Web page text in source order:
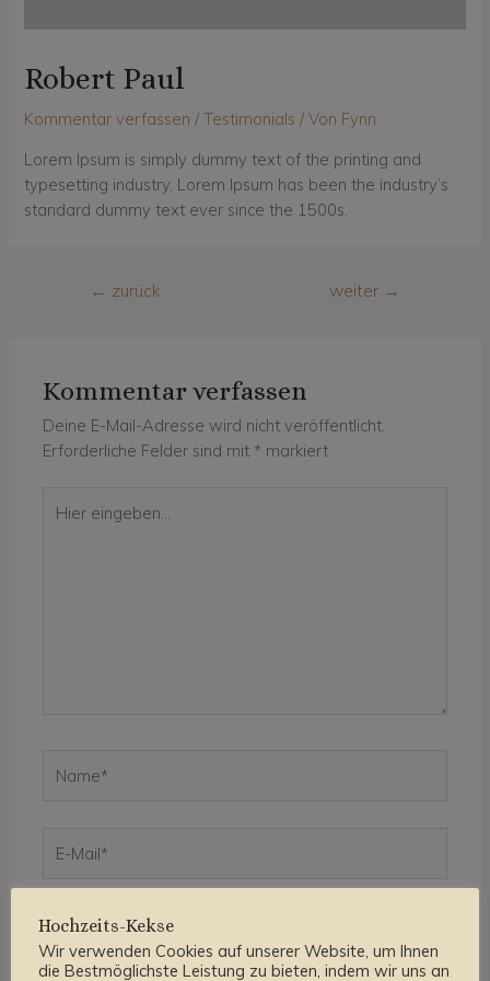
Robert Paul
Kommentar verfassen /Testimonials / Von Fynn
Lorem Ipsum is simply dummy text of the printing and
typesetting industry. Lorem Ipsum has been the industry’s
standard dummy text ever since the 1500s.
Beitragsnavigation
← zurück weiter →
Kommentar verfassen
Deine E-Mail-Adresse wird nicht veröffentlicht.
Erforderliche Felder sind mit * markiert
eingeben…
Mail*
Website
Hochzeits-Kekse
Wir verwenden Cookies auf unserer Website, um Ihnen
die Bestmöglichste Leistung zu bieten, indem wir uns an